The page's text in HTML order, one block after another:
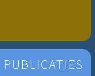
PUBLICATIES